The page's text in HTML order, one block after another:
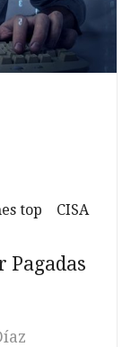
top
CISA
Pagadas